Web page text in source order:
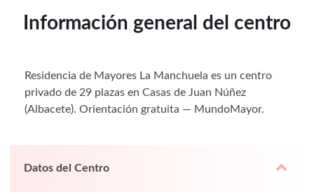
Información general del centro
Residencia de Mayores La Manchuela es un centro
privado de 29 plazas en Casas de Juan Núñez
(Albacete). Orientación gratuita — MundoMayor.
Datos del Centro